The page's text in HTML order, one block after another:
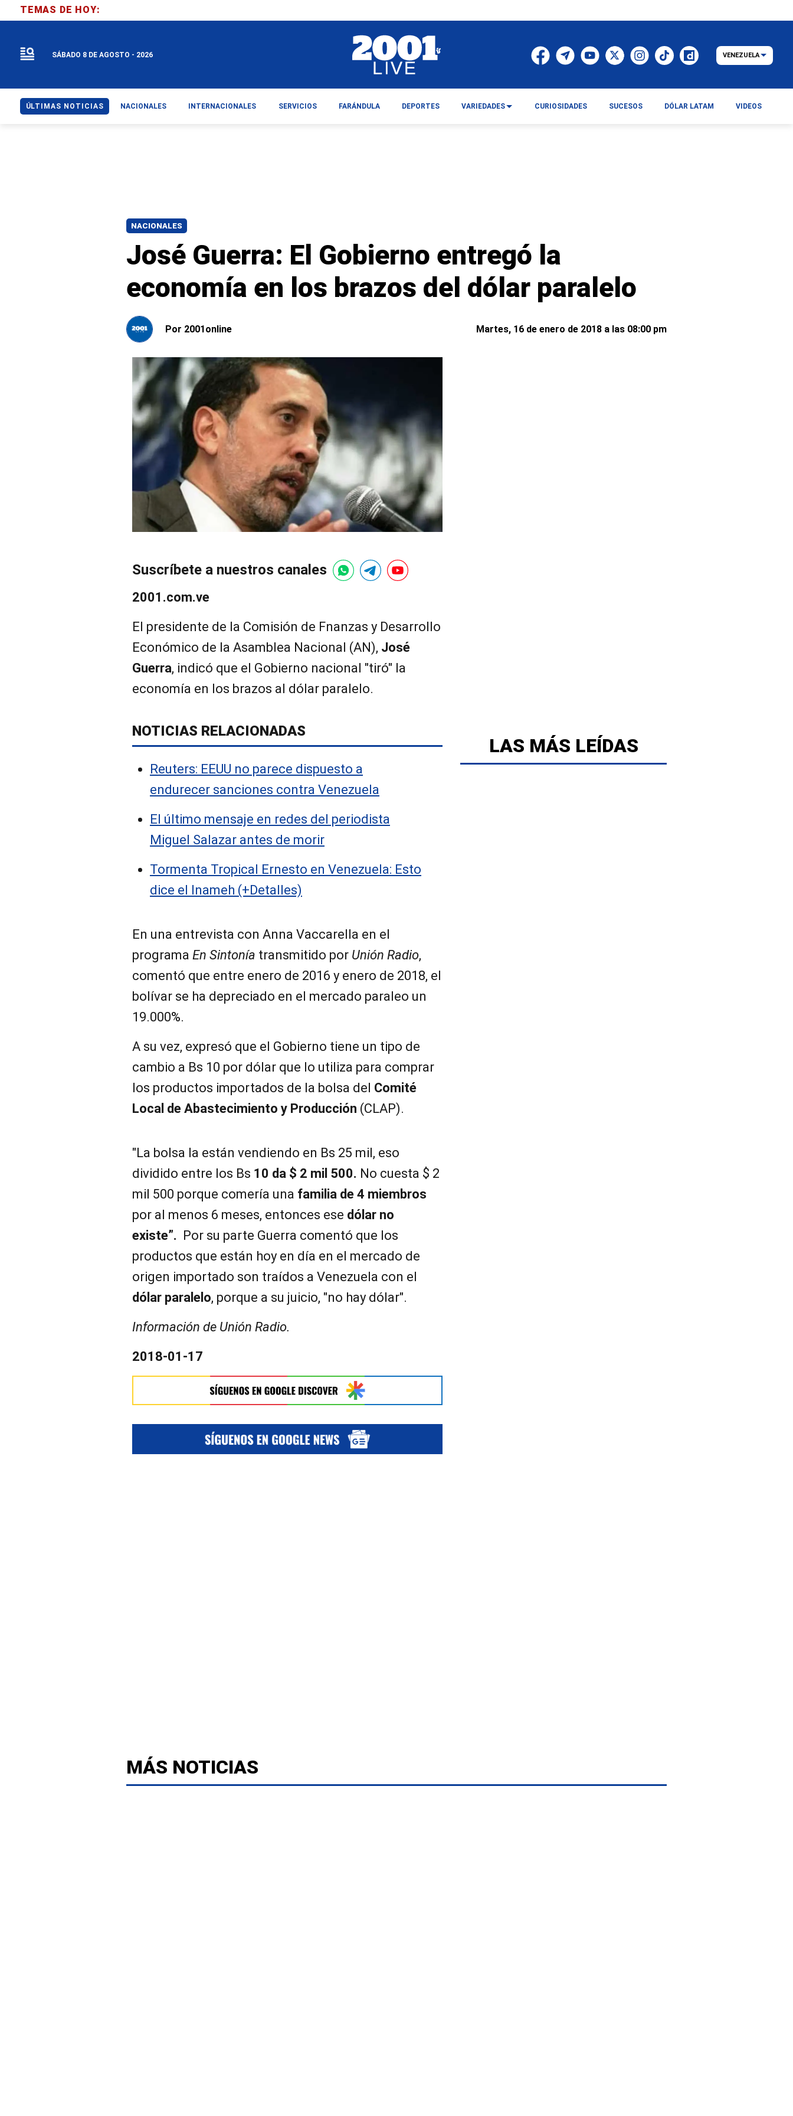
NACIONALES
José Guerra: El Gobierno entregó la
economía en los brazos del dólar paralelo
Por 2001online Martes, 16 de enero de 2018 a las 08:00 pm
Suscríbete a nuestros canales
2001.com.ve
El presidente de la Comisión de Fnanzas y Desarrollo
Económico de la Asamblea Nacional (AN), José
Guerra, indicó que el Gobierno nacional "tiró" la
economía en los brazos al dólar paralelo.
NOTICIAS RELACIONADAS
Reuters: EEUU no parece dispuesto a
endurecer sanciones contra Venezuela
El último mensaje en redes del periodista
Miguel Salazar antes de morir
Tormenta Tropical Ernesto en Venezuela: Esto
dice el Inameh (+Detalles)
En una entrevista con Anna Vaccarella en el
programa En Sintonía transmitido por Unión Radio,
comentó que entre enero de 2016 y enero de 2018, el
bolívar se ha depreciado en el mercado paraleo un
19.000%.
A su vez, expresó que el Gobierno tiene un tipo de
cambio a Bs 10 por dólar que lo utiliza para comprar
los productos importados de la bolsa del Comité
Local de Abastecimiento y Producción (CLAP).
"La bolsa la están vendiendo en Bs 25 mil, eso
dividido entre los Bs 10 da $ 2 mil 500. No cuesta $ 2
mil 500 porque comería una familia de 4 miembros
por al menos 6 meses, entonces ese dólar no
existe”. Por su parte Guerra comentó que los
productos que están hoy en día en el mercado de
origen importado son traídos a Venezuela con el
dólar paralelo, porque a su juicio, "no hay dólar".
Información de Unión Radio.
2018-01-17
LAS MÁS LEÍDAS
MÁS NOTICIAS
TEMAS DE HOY:
SÁBADO 8 DE AGOSTO - 2026 VENEZUELA
ÚLTIMAS NOTICIAS NACIONALES INTERNACIONALES SERVICIOS FARÁNDULA DEPORTES VARIEDADES CURIOSIDADES SUCESOS DÓLAR LATAM VIDEOS